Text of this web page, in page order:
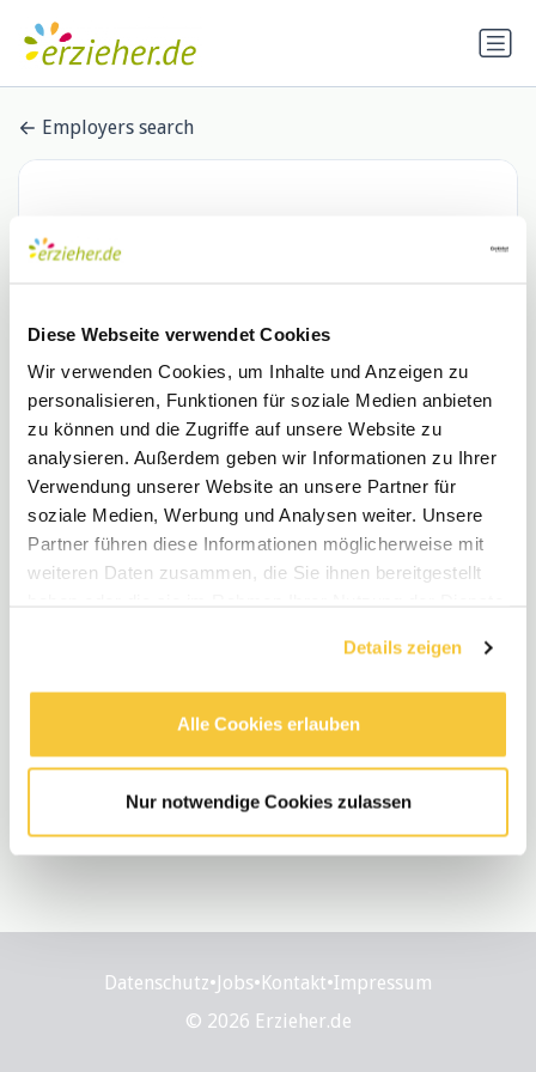
Diese Webseite verwendet Cookies
Wir verwenden Cookies, um Inhalte und Anzeigen zu
personalisieren, Funktionen für soziale Medien anbieten
zu können und die Zugriffe auf unsere Website zu
analysieren. Außerdem geben wir Informationen zu Ihrer
Verwendung unserer Website an unsere Partner für
soziale Medien, Werbung und Analysen weiter. Unsere
Partner führen diese Informationen möglicherweise mit
weiteren Daten zusammen, die Sie ihnen bereitgestellt
Details zeigen
Alle Cookies erlauben
Nur notwendige Cookies zulassen
Employers search
Lebenshilfe im Landkreis Verden
e. V.
0 Stellenangebote
Datenschutz•Jobs•Kontakt•Impressum
© 2026 Erzieher.de